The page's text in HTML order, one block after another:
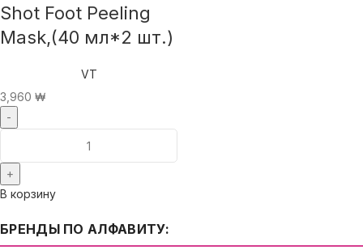
Shot Foot Peeling
Mask,(40 мл*2 шт.)
VT
3,960 ₩
В корзину